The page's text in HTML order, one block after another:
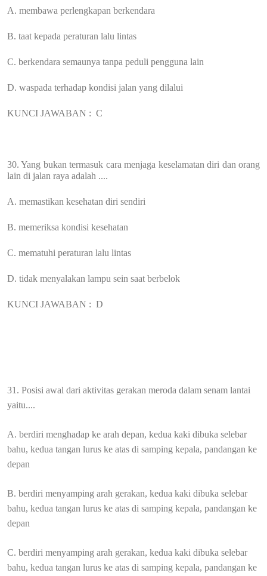
A. membawa perlengkapan berkendara
B. taat kepada peraturan lalu lintas
C. berkendara semaunya tanpa peduli pengguna lain
D. waspada terhadap kondisi jalan yang dilalui
KUNCI JAWABAN : C
30. Yang bukan termasuk cara menjaga keselamatan diri dan orang
lain di jalan raya adalah ....
A. memastikan kesehatan diri sendiri
B. memeriksa kondisi kesehatan
C. mematuhi peraturan lalu lintas
D. tidak menyalakan lampu sein saat berbelok
KUNCI JAWABAN : D
31. Posisi awal dari aktivitas gerakan meroda dalam senam lantai
yaitu....
A. berdiri menghadap ke arah depan, kedua kaki dibuka selebar
bahu, kedua tangan lurus ke atas di samping kepala, pandangan ke
depan
B. berdiri menyamping arah gerakan, kedua kaki dibuka selebar
bahu, kedua tangan lurus ke atas di samping kepala, pandangan ke
depan
C. berdiri menyamping arah gerakan, kedua kaki dibuka selebar
bahu, kedua tangan lurus ke atas di samping kepala, pandangan ke